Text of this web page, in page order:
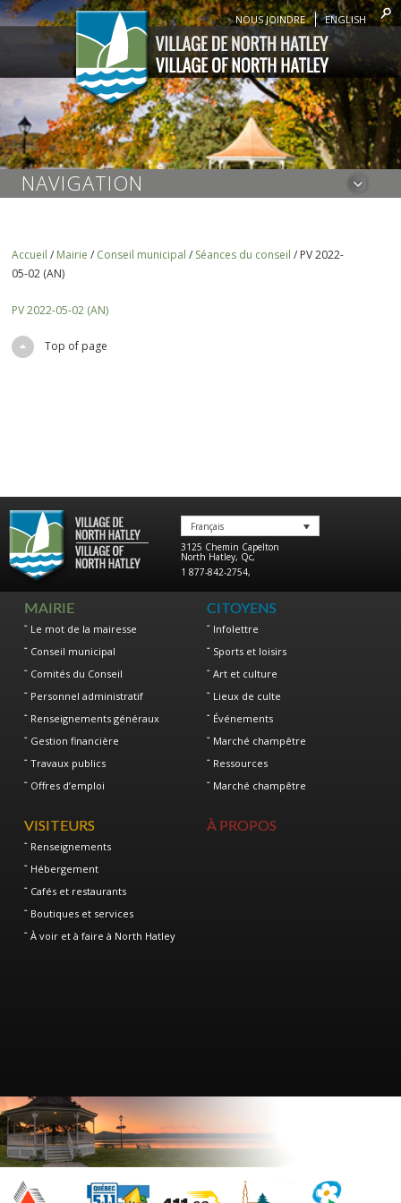
NOUS JOINDRE ENGLISH
NAVIGATION
Accueil / Mairie / Conseil municipal / Séances du conseil / PV 2022-
05-02 (AN)
PV 2022-05-02 (AN)
Top of page
Français
3125 Chemin Capelton
North Hatley, Qc,
1 877-842-2754,
MAIRIE
Le mot de la mairesse
Conseil municipal
Comités du Conseil
Personnel administratif
Renseignements généraux
Gestion financière
Travaux publics
Offres d’emploi
CITOYENS
Infolettre
Sports et loisirs
Art et culture
Lieux de culte
Événements
Marché champêtre
Ressources
Marché champêtre
VISITEURS
Renseignements
Hébergement
Cafés et restaurants
Boutiques et services
À voir et à faire à North Hatley
À PROPOS